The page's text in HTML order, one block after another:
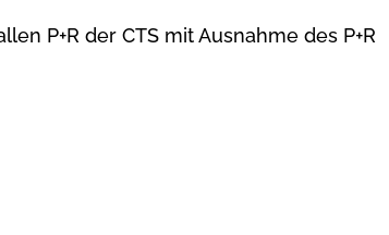
P+R der CTS mit Ausnahme des P+R